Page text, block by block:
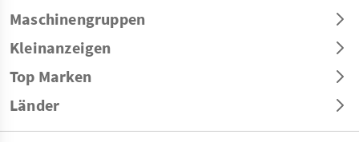
Maschinengruppen
Kleinanzeigen
Top Marken
Länder